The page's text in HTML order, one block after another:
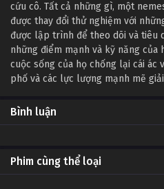
cứu cô. Tất cả những gì, một
được thay đổi thử nghiệm với
được lập trình để theo dõi và tiêu
những điểm mạnh và kỹ năng của
cuộc sống của họ chống lại cái ác
phố và các lực lượng mạnh mẽ
Bình luận
Phim cùng thể loại